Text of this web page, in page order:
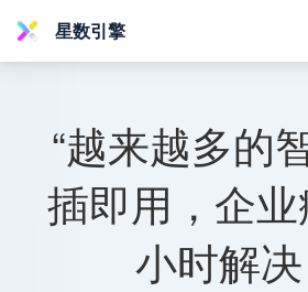
星数引擎
“越来越多的
插即用，企业
小时解决